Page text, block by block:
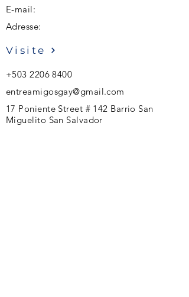
E-mail:
Adresse:
Visite
+503 2206 8400
entreamigosgay@gmail.com
17 Poniente Street # 142 Barrio San
Miguelito San Salvador